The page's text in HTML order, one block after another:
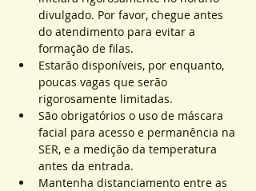
divulgado. Por favor, chegue antes
do atendimento para evitar a
formação de filas.
Estarão disponíveis, por enquanto,
poucas vagas que serão
rigorosamente limitadas.
São obrigatórios o uso de máscara
facial para acesso e permanência na
SER, e a medição da temperatura
antes da entrada.
Mantenha distanciamento entre as